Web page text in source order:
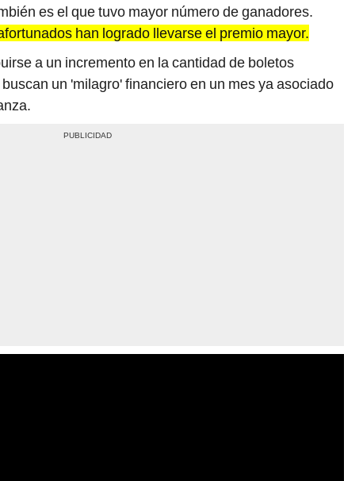
es el que tuvo mayor número de ganadores.
han logrado llevarse el premio mayor.
a un incremento en la cantidad de boletos
un 'milagro' financiero en un mes ya asociado